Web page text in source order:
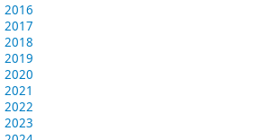
2016
2017
2018
2019
2020
2021
2022
2023